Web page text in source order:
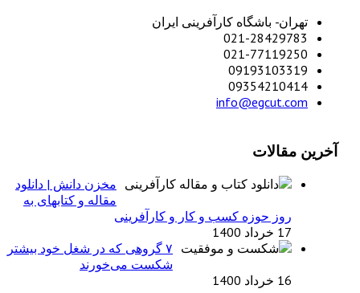
تهران- باشگاه کارآفرینی ایران
021-28429783
021-77119250
09193103319
09354210414
info@egcut.com
آخرین مقالات
مخزن دانش | دانلود
مقاله و کتابهای به
روز حوزه کسب و کار و کارآفرینی
17 خرداد 1400
۷ گروهی که در شغل خود بیشتر
شکست می‌خورند
16 خرداد 1400